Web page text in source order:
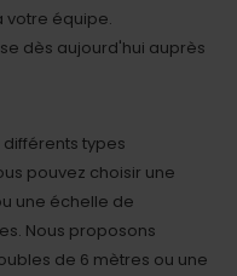
équipe.
dès aujourd'hui auprès
types
pouvez choisir une
une échelle de
Nous proposons
de 6 mètres ou une